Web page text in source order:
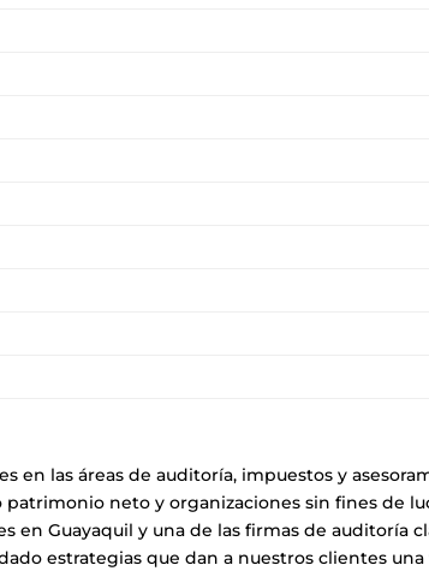
en las áreas de auditoría, impuestos y
neto y organizaciones sin fines de
en Guayaquil y una de las firmas de auditoría
estrategias que dan a nuestros clientes